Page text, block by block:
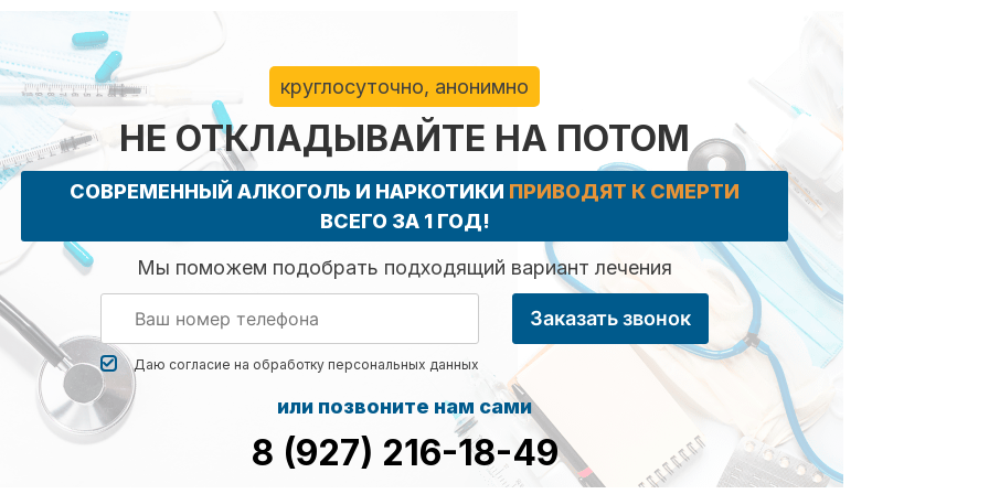
круглосуточно, анонимно
НЕ ОТКЛАДЫВАЙТЕ НА ПОТОМ
СОВРЕМЕННЫЙ АЛКОГОЛЬ И НАРКОТИКИ ПРИВОДЯТ К СМЕРТИ
ВСЕГО ЗА 1 ГОД!
Мы поможем подобрать подходящий вариант лечения
Даю согласие на обработку персональных данных
Заказать звонок
или позвоните нам сами
8 (927) 216-18-49